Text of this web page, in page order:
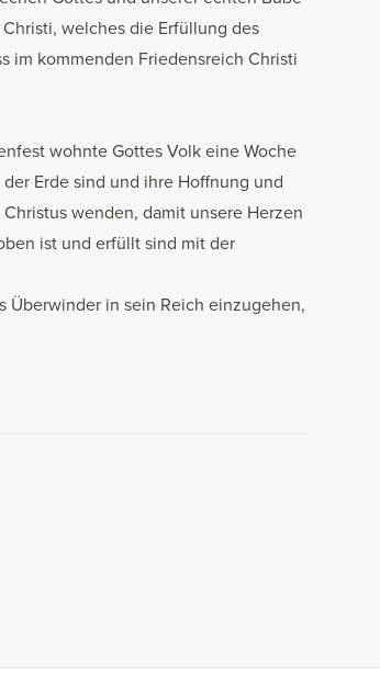
welches die Erfüllung des
im kommenden Friedensreich Christi
wohnte Gottes Volk eine Woche
Erde sind und ihre Hoffnung und
wenden, damit unsere Herzen
ist und erfüllt sind mit der
Überwinder in sein Reich einzugehen,